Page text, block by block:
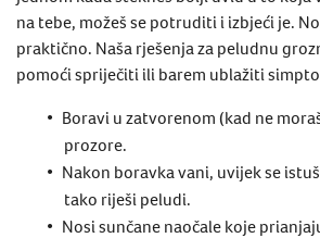
na tebe, možeš se potruditi i izbjeći je.
praktično. Naša rješenja za peludnu
pomoći spriječiti ili barem ublažiti
Boravi u zatvorenom (kad ne
prozore.
Nakon boravka vani, uvijek se
tako riješi peludi.
Nosi sunčane naočale koje